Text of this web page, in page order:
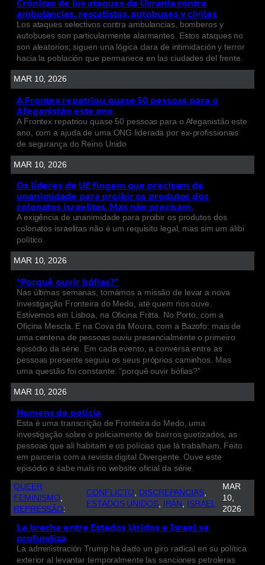
Crónicas de los ataques de Ucrania contra
ambulancias, rescatistas, autobuses y civiles
Los ataques selectivos contra ambulancias, bomberos y
autobuses son particularmente alarmantes. Estos ataques no
son aleatorios; siguen una lógica clara de intimidación y terror
hacia la población que permanece en las ciudades del frente.
MAR 10, 2026
A Frontex repatriou quase 50 pessoas para o
Afeganistão este ano
A Frontex repatriou quase 50 pessoas para o Afeganistão este
ano, com a ajuda de uma ONG liderada por ex-profissionais
de segurança do Reino Unido
MAR 10, 2026
Os líderes da UE fingem que precisam de
unanimidade para proibir os produtos dos
colonatos israelitas. Mas não precisam.
A exigência de unanimidade para proibir os produtos dos
colonatos israelitas não é um requisito legal, mas sim um álibi
político.
MAR 10, 2026
“Porquê ouvir bófias?”
Nas últimas semanas, tomámos a missão de levar a nova
investigação Fronteira do Medo, até quem nos ouve.
Estivemos em Lisboa, na Oficina Fritta. No Porto, com a
Oficina Mescla. E na Cova da Moura, com a Bazofo: mais de
uma centena de pessoas ouviu presencialmente o primeiro
episódio da série. Em cada evento, a conversa entre as
pessoas presente seguiu os seus próprios caminhos. Mas
uma questão foi constante: “porquê ouvir bófias?”
MAR 10, 2026
Homens de polícia
Esta é uma transcrição de Fronteira do Medo, uma
investigação sobre o policiamento de bairros guetizados, as
pessoas que ali habitam e os polícias que lá trabalham. Feito
em parceria com a revista digital Divergente. Ouve este
episódio e sabe mais no website oficial da série.
QUEER
FEMINISMO
REPRESSÃO:
CONFLICTO DISCREPANCIAS
ESTADOS UNIDOS, IRÁN ISRAEL
MAR
10,
2026
La brecha entre Estados Unidos e Israel se
profundiza
La administración Trump ha dado un giro radical en su política
exterior al levantar temporalmente las sanciones petroleras